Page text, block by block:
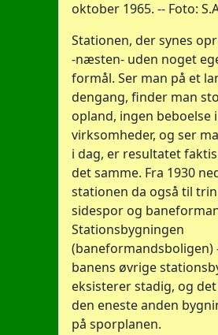
oktober 1965. -- Foto:
Stationen, der synes
-næsten- uden noget
formål. Ser man på et
dengang, finder man
opland, ingen beboelse
virksomheder, og ser
i dag, er resultatet
det samme. Fra 1930
stationen da også til
sidespor og
Stationsbygningen
(baneformandsboligen)
banens øvrige
eksisterer stadig, og
den eneste anden
på sporplanen.